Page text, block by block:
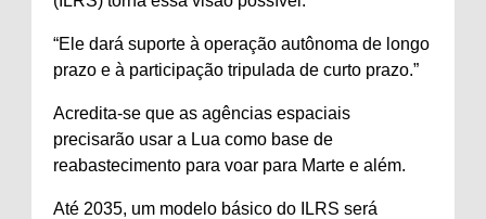
“Ele dará suporte à operação autônoma de longo
prazo e à participação tripulada de curto prazo.”
Acredita-se que as agências espaciais
precisarão usar a Lua como base de
reabastecimento para voar para Marte e além.
Até 2035, um modelo básico do ILRS será